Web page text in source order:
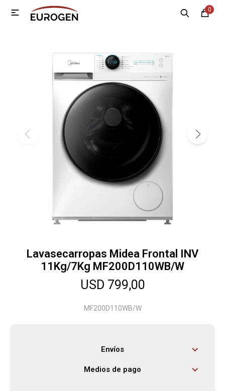
0

Lavasecarropas Midea Frontal INV
11Kg/7Kg MF200D110WB/W
USD 799,00
MF200D110WB/W
Envíos
Medios de pago
MI CUENTA
Electrodomésticos
Climatización
Herramientas